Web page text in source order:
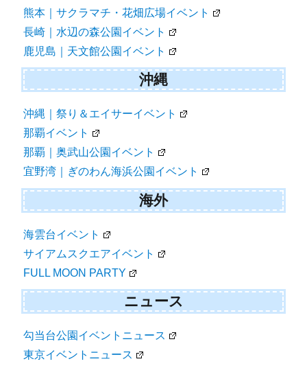
熊本｜サクラマチ・花畑広場イベント
長崎｜水辺の森公園イベント
鹿児島｜天文館公園イベント
沖縄
沖縄｜祭り＆エイサーイベント
那覇イベント
那覇｜奥武山公園イベント
宜野湾｜ぎのわん海浜公園イベント
海外
海雲台イベント
サイアムスクエアイベント
FULL MOON PARTY
ニュース
勾当台公園イベントニュース
東京イベントニュース